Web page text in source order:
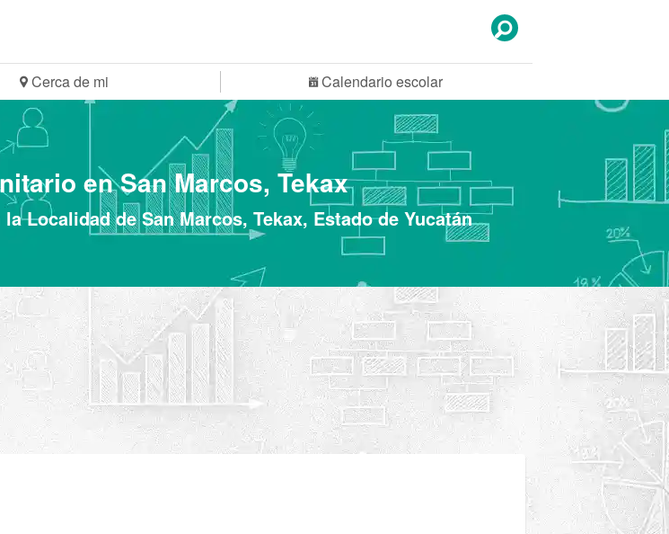
Cerca de mi Calendario escolar
en San Marcos, Tekax
Localidad de San Marcos, Tekax, Estado de Yucatán